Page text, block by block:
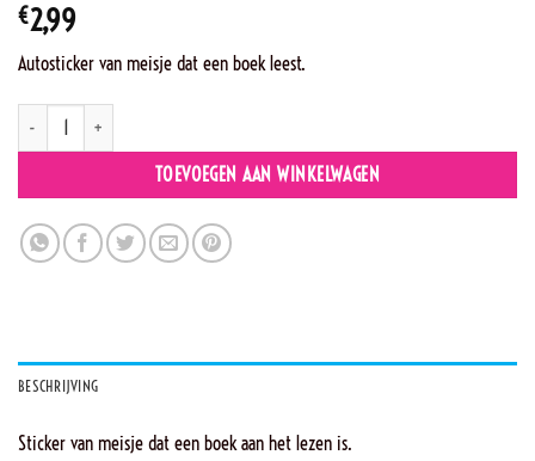
€2,99
Autosticker van meisje dat een boek leest.
G4 - Jill leest boek aantal
TOEVOEGEN AAN WINKELWAGEN
BESCHRIJVING
Sticker van meisje dat een boek aan het lezen is.